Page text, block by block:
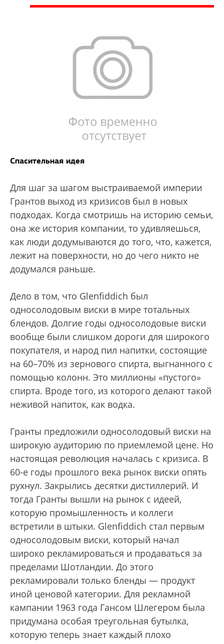
Спасительная идея
Для шаг за шагом выстраиваемой империи
Грантов выход из кризисов был в новых
подходах. Когда смотришь на историю семьи,
она же история компании, то удивляешься,
как люди додумываются до того, что, кажется,
лежит на поверхности, но до чего никто не
додумался раньше.
Дело в том, что Glenfiddich был
односолодовым виски в мире тотальных
блендов. Долгие годы односолодовые виски
вообще были слишком дороги для широкого
покупателя, и народ пил напитки, состоящие
на 60–70% из зернового спирта, выгнанного с
помощью колонн. Это миллионы «пустого»
спирта. Вроде того, из которого делают такой
неживой напиток, как водка.
Гранты предложили односолодовый виски на
широкую аудиторию по приемлемой цене. Но
настоящая революция началась с кризиса. В
60-е годы прошлого века рынок виски опять
рухнул. Закрылись десятки дистиллерий. И
тогда Гранты вышли на рынок с идеей,
которую промышленность и коллеги
встретили в штыки. Glenfiddich стал первым
односолодовым виски, который начал
широко рекламироваться и продаваться за
пределами Шотландии. До этого
рекламировали только бленды — продукт
иной ценовой категории. Для рекламной
кампании 1963 года Гансом Шлегером была
придумана особая треугольная бутылка,
которую теперь знает каждый плохо